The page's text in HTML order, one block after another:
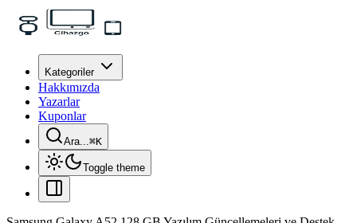
Kategoriler
Hakkımızda
Yazarlar
Kuponlar
Ara...⌘K
Toggle theme